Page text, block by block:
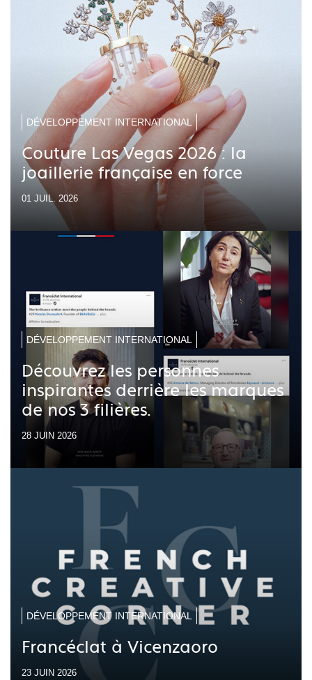
DÉVELOPPEMENT INTERNATIONAL
Couture Las Vegas 2026 : la
joaillerie française en force
01 JUIL. 2026
DÉVELOPPEMENT INTERNATIONAL
Découvrez les personnes
inspirantes derrière les marques
de nos 3 filières.
28 JUIN 2026
DÉVELOPPEMENT INTERNATIONAL
Francéclat à Vicenzaoro
23 JUIN 2026